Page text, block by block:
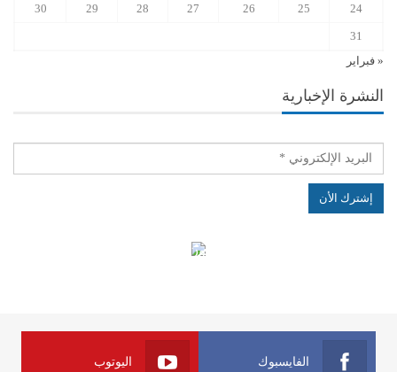
24
25
26
27
28
29
30
31
« فبراير
النشرة الإخبارية
الهياكل الخاضعة لقانون النفاذ إلى المعلومة
الفايسبوك اليوتوب